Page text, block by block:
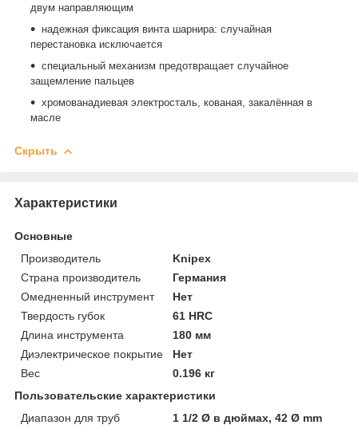
двум направляющим
надежная фиксация винта шарнира: случайная
перестановка исключается
специальный механизм предотвращает случайное
защемление пальцев
хромованадиевая электросталь, кованая, закалённая в
масле
Скрыть
Характеристики
Основные
Производитель
Knipex
Страна производитель
Германия
Омедненный инструмент
Нет
Твердость губок
61 HRC
Длина инструмента
180 мм
Диэлектрическое покрытие
Нет
Вес
0.196 кг
Пользовательские характеристики
Диапазон для труб
1 1/2 Ø в дюймах, 42 Ø mm